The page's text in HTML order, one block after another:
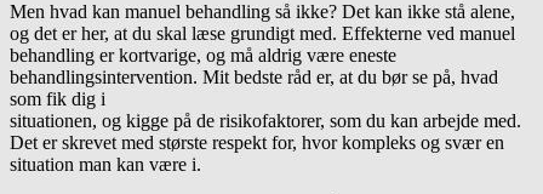
Men hvad kan manuel behandling så ikke? Det kan ikke stå alene,
og det er her, at du skal læse grundigt med. Effekterne ved manuel
behandling er kortvarige, og må aldrig være eneste
behandlingsintervention. Mit bedste råd er, at du bør se på, hvad
som fik dig i
situationen, og kigge på de risikofaktorer, som du kan arbejde med.
Det er skrevet med største respekt for, hvor kompleks og svær en
situation man kan være i.